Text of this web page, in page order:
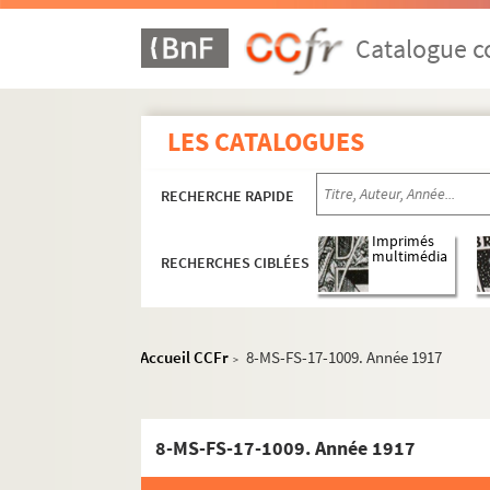
Catalogue
LES CATALOGUES
RECHERCHE RAPIDE
RECHERCHES CIBLÉES
Imprimés
multimédia
Accueil CCFr > 8-MS-FS-17-1009. Année 1917
8-MS-FS-17-1009. Année 1917
Guillaume Apollinaire